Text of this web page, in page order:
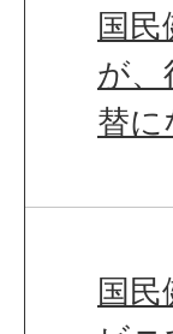
国
が、
替に
国